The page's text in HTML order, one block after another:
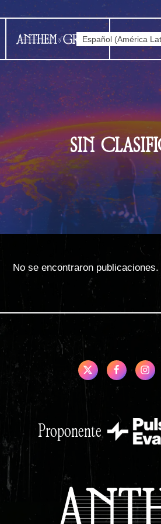
Español (América
SIN
No se encontraron publicaciones.
Proponente